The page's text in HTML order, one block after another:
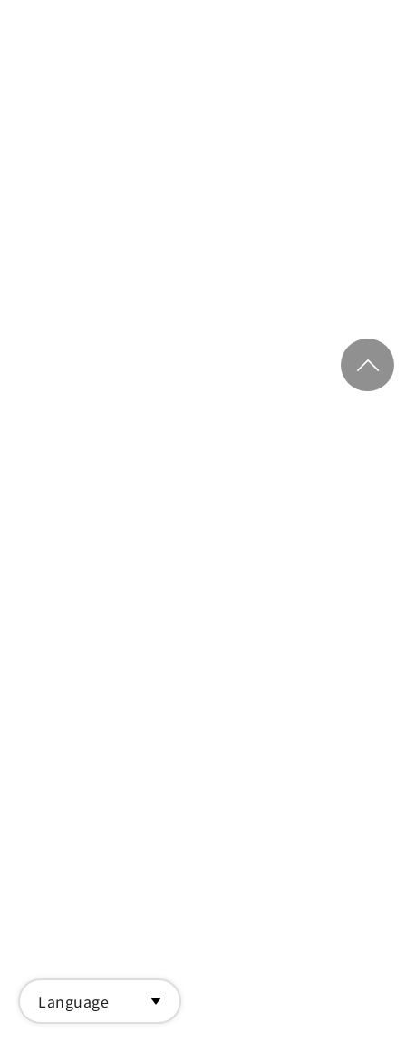
Language